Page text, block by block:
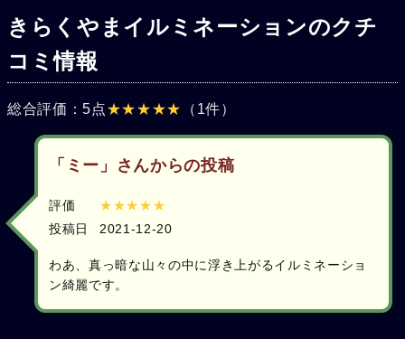
きらくやまイルミネーションのクチ
コミ情報
総合評価：5点★★★★★ （1件）
「ミー」さんからの投稿
評価
★★★★★
投稿日
2021-12-20
わあ、真っ暗な山々の中に浮き上がるイルミネーショ
ン綺麗です。